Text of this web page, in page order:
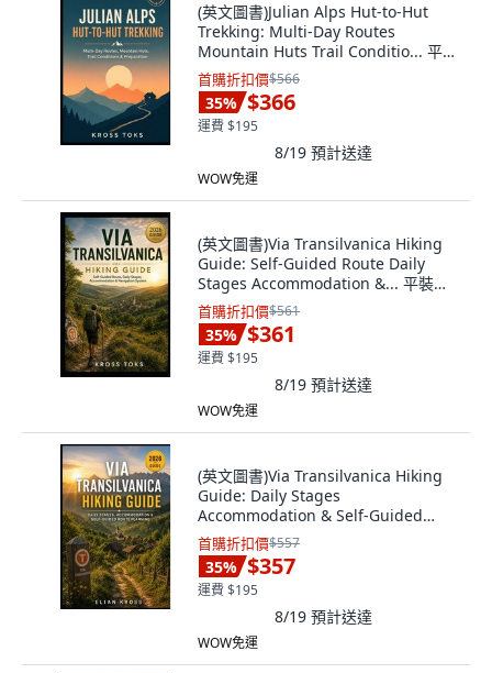
(英文圖書)Julian Alps Hut-to-Hut
Trekking: Multi-Day Routes
Mountain Huts Trail Conditio... 平裝
版, Independently Published, 英文
首購折扣價$566
35% $366
運費 $195
8/19 預計送達
WOW免運
(英文圖書)Via Transilvanica Hiking
Guide: Self-Guided Route Daily
Stages Accommodation &... 平裝版,
Independently Published, 英文
首購折扣價$561
35% $361
運費 $195
8/19 預計送達
WOW免運
(英文圖書)Via Transilvanica Hiking
Guide: Daily Stages
Accommodation & Self-Guided
Route... 平裝版, Independently
Published, 英文
首購折扣價$557
35% $357
運費 $195
8/19 預計送達
WOW免運